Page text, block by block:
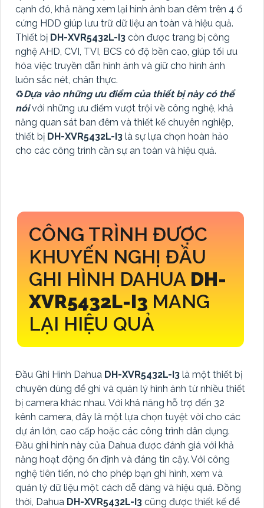
cạnh đó, khả năng xem lại hình ảnh ban đêm trên 4 ổ
cứng HDD giúp lưu trữ dữ liệu an toàn và hiệu quả.
Thiết bị DH-XVR5432L-I3 còn được trang bị công
nghệ AHD, CVI, TVI, BCS có độ bền cao, giúp tối ưu
hóa việc truyền dẫn hình ảnh và giữ cho hình ảnh
luôn sắc nét, chân thực.
♻Dựa vào những ưu điểm của thiết bị này có thể
nóivới những ưu điểm vượt trội về công nghệ, khả
năng quan sát ban đêm và thiết kế chuyên nghiệp,
thiết bị DH-XVR5432L-I3 là sự lựa chọn hoàn hảo
cho các công trình cần sự an toàn và hiệu quả.
CÔNG TRÌNH ĐƯỢC
KHUYẾN NGHỊ ĐẦU
GHI HÌNH DAHUA DH-
XVR5432L-I3 MANG
LẠI HIỆU QUẢ
Đầu Ghi Hình Dahua DH-XVR5432L-I3 là một thiết bị
chuyên dùng để ghi và quản lý hình ảnh từ nhiều thiết
bị camera khác nhau. Với khả năng hỗ trợ đến 32
kênh camera, đây là một lựa chọn tuyệt vời cho các
dự án lớn, cao cấp hoặc các công trình dân dụng.
Đầu ghi hình này của Dahua được đánh giá với khả
năng hoạt động ổn định và đáng tin cậy. Với công
nghệ tiên tiến, nó cho phép bạn ghi hình, xem và
quản lý dữ liệu một cách dễ dàng và hiệu quả. Đồng
thời, Dahua DH-XVR5432L-I3 cũng được thiết kế để